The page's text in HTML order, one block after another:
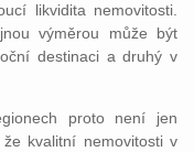
likvidita nemovitosti.
výměrou může být
destinaci a druhý v
proto není jen
kvalitní nemovitosti v